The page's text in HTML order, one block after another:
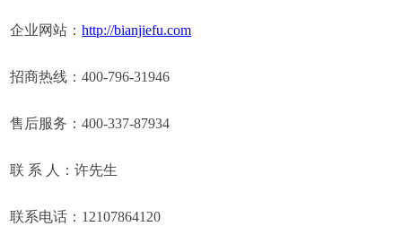
企业网站：http://bianjiefu.com
招商热线：400-796-31946
售后服务：400-337-87934
联 系 人：许先生
联系电话：12107864120